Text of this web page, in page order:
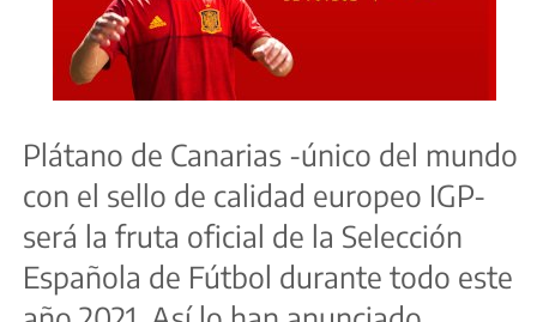
Plátano de Canarias -único del mundo
con el sello de calidad europeo IGP-
será la fruta oficial de la Selección
Española de Fútbol durante todo este